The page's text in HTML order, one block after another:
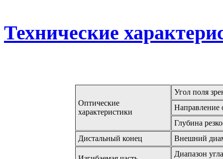
Технические
Оптические
характеристики
Угол поля
Направление
Глубина
Дистальный конец
Внешний
Диапазон